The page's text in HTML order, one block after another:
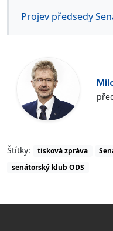
Projev předsedy
Štítky: tisková zpráva
senátorský klub ODS